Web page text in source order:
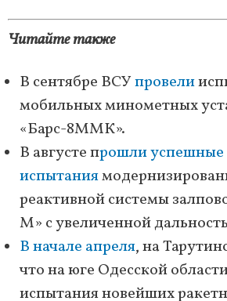
Читайте также
В сентябре ВСУпровели
мобильных минометных
«Барс-8ММК».
В августе прошли успешные
испытания
реактивной системы
М» с увеличенной
В начале апреля, на
что на юге Одесской
испытания новейших